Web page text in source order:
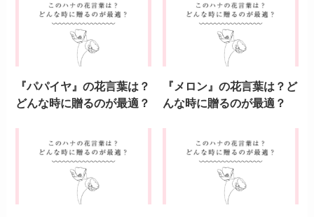
『パパイヤ』の花言葉は？
どんな時に贈るのが最適？
『メロン』の花言葉は？ど
んな時に贈るのが最適？